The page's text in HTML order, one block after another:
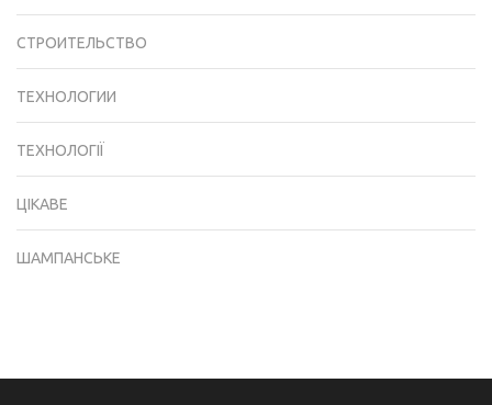
СТРОИТЕЛЬСТВО
ТЕХНОЛОГИИ
ТЕХНОЛОГІЇ
ЦІКАВЕ
ШАМПАНСЬКЕ